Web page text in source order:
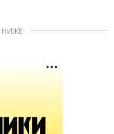
НИЖЕ